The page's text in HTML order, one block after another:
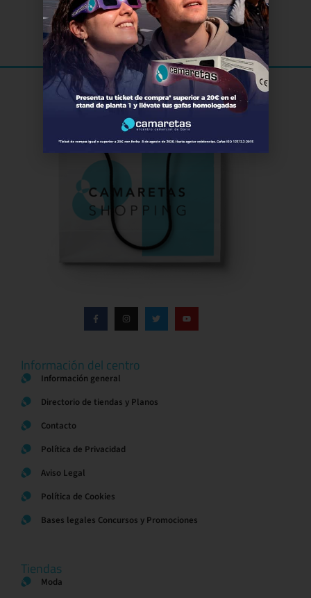
El Cinede Soria
Información del centro
Información general
Directorio de tiendas y Planos
Contacto
Política de Privacidad
Aviso Legal
Política de Cookies
Bases legales Concursos y Promociones
Tiendas
Moda